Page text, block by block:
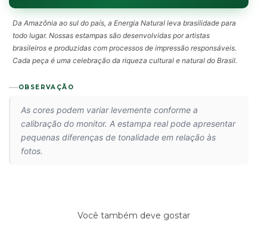
Da Amazônia ao sul do país, a Energia Natural leva brasilidade para
todo lugar. Nossas estampas são desenvolvidas por artistas
brasileiros e produzidas com processos de impressão responsáveis.
Cada peça é uma celebração da riqueza cultural e natural do Brasil.
OBSERVAÇÃO
As cores podem variar levemente conforme a
calibração do monitor. A estampa real pode apresentar
pequenas diferenças de tonalidade em relação às
fotos.
Você também deve gostar